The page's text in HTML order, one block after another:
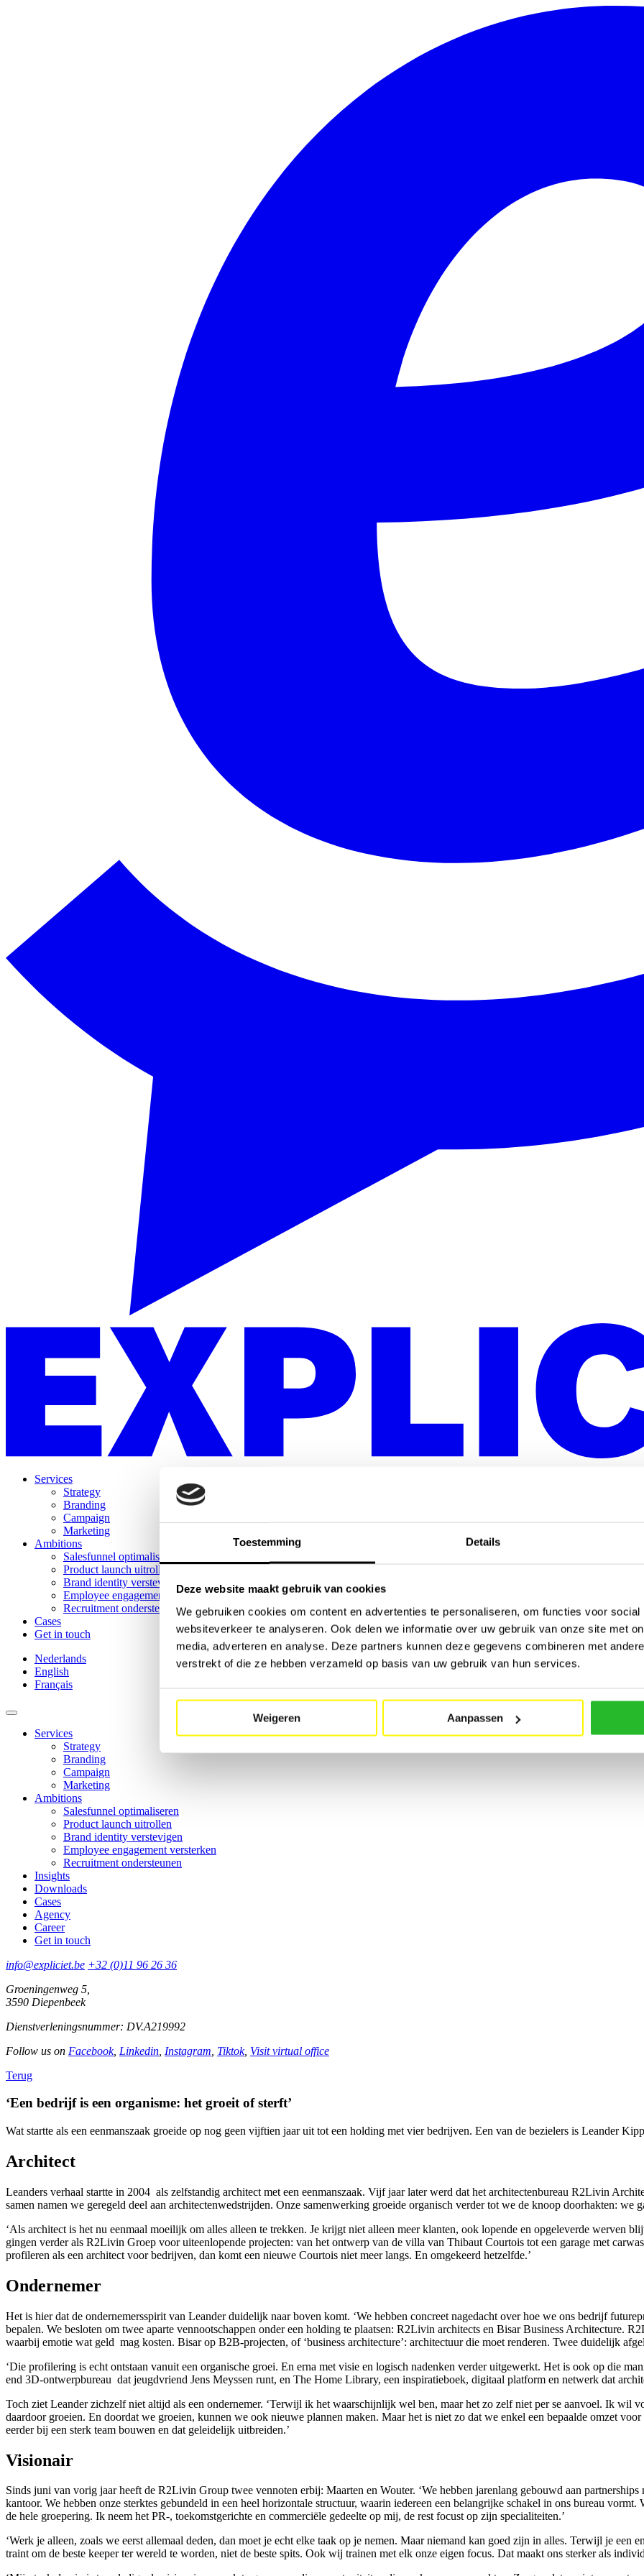
Toestemming Details
Deze website maakt gebruik van cookies
We gebruiken cookies om content en advertenties te personaliseren, om functies voor
websiteverkeer te analyseren. Ook delen we informatie over uw gebruik van onze site met
media, adverteren en analyse. Deze partners kunnen deze gegevens combineren met
verstrekt of die ze hebben verzameld op basis van uw gebruik van hun services.
Weigeren Aanpassen
Services
Strategy
Branding
Campaign
Marketing
Ambitions
Salesfunnel optimaliseren
Product launch uitrollen
Brand identity verstevigen
Employee engagement versterken
Recruitment ondersteunen
Cases
Get in touch
Nederlands
English
Français
Services
Strategy
Branding
Campaign
Marketing
Ambitions
Salesfunnel optimaliseren
Product launch uitrollen
Brand identity verstevigen
Employee engagement versterken
Recruitment ondersteunen
Insights
Downloads
Cases
Agency
Career
Get in touch
info@expliciet.be +32 (0)11 96 26 36
Groeningenweg 5,
3590 Diepenbeek
Dienstverleningsnummer: DV.A219992
Follow us on Facebook, Linkedin Instagram Tiktok, Visit virtual office
Terug
‘Een bedrijf is een organisme: het groeit of sterft’
Wat startte als een eenmanszaak groeide op nog geen vijftien jaar uit tot een holding met vier bedrijven. Een van de bezielers is Leander
Architect
Leanders verhaal startte in 2004 als zelfstandig architect met een eenmanszaak. Vijf jaar later werd dat het architectenbureau R2Livin
samen namen we geregeld deel aan architectenwedstrijden. Onze samenwerking groeide organisch verder tot we de knoop doorhakten: we
‘Als architect is het nu eenmaal moeilijk om alles alleen te trekken. Je krijgt niet alleen meer klanten, ook lopende en opgeleverde werven
gingen verder als R2Livin Groep voor uiteenlopende projecten: van het ontwerp van de villa van Thibaut Courtois tot een garage met
profileren als een architect voor bedrijven, dan komt een nieuwe Courtois niet meer langs. En omgekeerd hetzelfde.’
Ondernemer
Het is hier dat de ondernemersspirit van Leander duidelijk naar boven komt. ‘We hebben concreet nagedacht over hoe we ons bedrijf
bepalen. We besloten om twee aparte vennootschappen onder een holding te plaatsen: R2Livin architects en Bisar Business Architecture.
waarbij emotie wat geld mag kosten. Bisar op B2B-projecten, of ‘business architecture’: architectuur die moet renderen. Twee duidelijk
‘Die profilering is echt ontstaan vanuit een organische groei. En erna met visie en logisch nadenken verder uitgewerkt. Het is ook op die
end 3D-ontwerpbureau dat jeugdvriend Jens Meyssen runt, en The Home Library, een inspiratieboek, digitaal platform en netwerk dat
Toch ziet Leander zichzelf niet altijd als een ondernemer. ‘Terwijl ik het waarschijnlijk wel ben, maar het zo zelf niet per se aanvoel. Ik wil
daardoor groeien. En doordat we groeien, kunnen we ook nieuwe plannen maken. Maar het is niet zo dat we enkel een bepaalde omzet
eerder bij een sterk team bouwen en dat geleidelijk uitbreiden.’
Visionair
Sinds juni van vorig jaar heeft de R2Livin Group twee vennoten erbij: Maarten en Wouter. ‘We hebben jarenlang gebouwd aan
kantoor. We hebben onze sterktes gebundeld in een heel horizontale structuur, waarin iedereen een belangrijke schakel in ons bureau
de hele groepering. Ik neem het PR-, toekomstgerichte en commerciële gedeelte op mij, de rest focust op zijn specialiteiten.’
‘Werk je alleen, zoals we eerst allemaal deden, dan moet je echt elke taak op je nemen. Maar niemand kan goed zijn in alles. Terwijl je een
traint om de beste keeper ter wereld te worden, niet de beste spits. Ook wij trainen met elk onze eigen focus. Dat maakt ons sterker als